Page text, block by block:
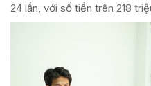
24 lần, với số tiền trên 218